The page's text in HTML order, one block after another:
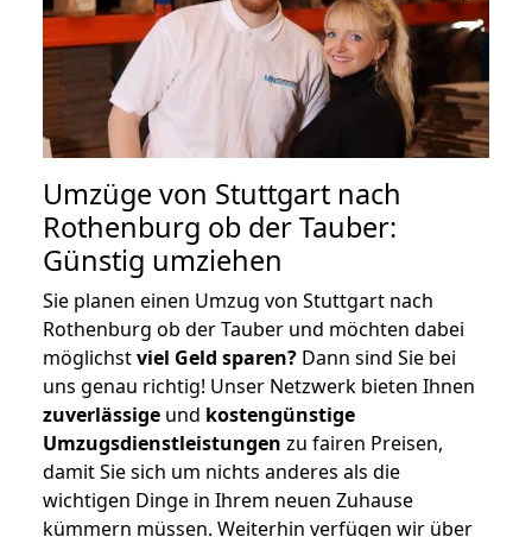
Umzüge von Stuttgart nach
Rothenburg ob der Tauber:
Günstig umziehen
Sie planen einen Umzug von Stuttgart nach
Rothenburg ob der Tauber und möchten dabei
möglichstviel Geld sparen? Dann sind Sie bei
uns genau richtig! Unser Netzwerk bieten Ihnen
zuverlässige und kostengünstige
Umzugsdienstleistungen zu fairen Preisen,
damit Sie sich um nichts anderes als die
wichtigen Dinge in Ihrem neuen Zuhause
kümmern müssen. Weiterhin verfügen wir über